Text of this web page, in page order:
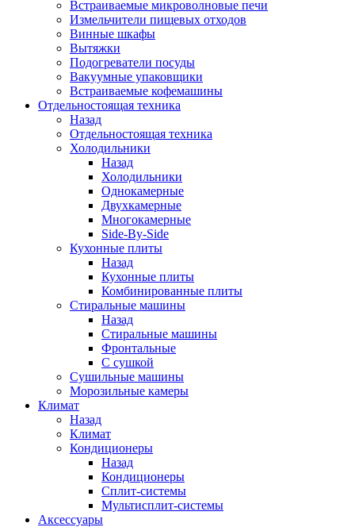
Встраиваемые микроволновые печи
Измельчители пищевых отходов
Винные шкафы
Вытяжки
Подогреватели посуды
Вакуумные упаковщики
Встраиваемые кофемашины
Отдельностоящая техника
Назад
Отдельностоящая техника
Холодильники
Назад
Холодильники
Однокамерные
Двухкамерные
Многокамерные
Side-By-Side
Кухонные плиты
Назад
Кухонные плиты
Комбинированные плиты
Стиральные машины
Назад
Стиральные машины
Фронтальные
С сушкой
Сушильные машины
Морозильные камеры
Климат
Назад
Климат
Кондиционеры
Назад
Кондиционеры
Сплит-системы
Мультисплит-системы
Аксессуары